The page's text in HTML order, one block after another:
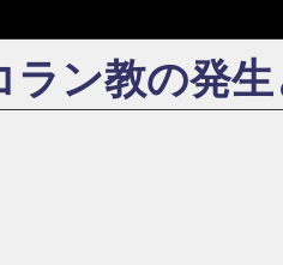
ラン教の発